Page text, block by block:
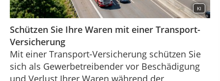
KI
Schützen Sie Ihre Waren mit einer Transport-
Versicherung
Mit einer Transport-Versicherung schützen Sie
sich als Gewerbetreibender vor Beschädigung